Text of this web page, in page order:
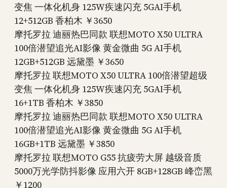
变焦 一体化机身 125W疾速闪充 5GAI手机
12+512GB 香柏木 ￥3650
摩托罗拉 迪丽热巴同款 联想MOTO X50 ULTRA
100倍潜望追光AI影像 黄金微曲 5G AI手机
12GB+512GB 远黛墨 ￥3650
摩托罗拉 联想MOTO X50 ULTRA 100倍潜望超级
变焦 一体化机身 125W疾速闪充 5GAI手机
16+1TB 香柏木 ￥3850
摩托罗拉 迪丽热巴同款 联想MOTO X50 ULTRA
100倍潜望追光AI影像 黄金微曲 5G AI手机
16GB+1TB 远黛墨 ￥3850
摩托罗拉 联想MOTO G55 抗疲劳大屏 越级音质
5000万光学防抖影像 应用六开 8GB+128GB 峰峦黑
￥1200